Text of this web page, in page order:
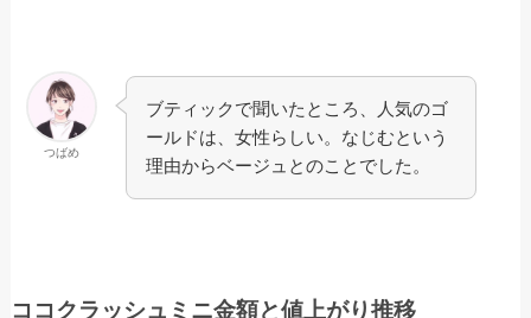
つばめ
ブティックで聞いたところ、人気のゴ
ールドは、女性らしい。なじむという
理由からベージュとのことでした。
ココクラッシュミニ金額と値上がり推移